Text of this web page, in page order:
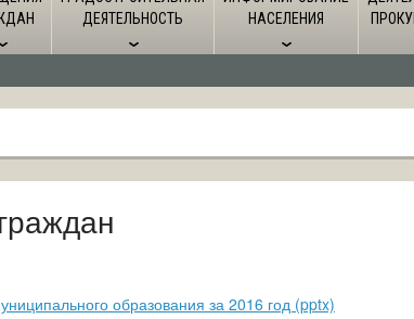
ДЕЯТЕЛЬНОСТЬ
НАСЕЛЕНИЯ
образования за 2016 год (pptx)